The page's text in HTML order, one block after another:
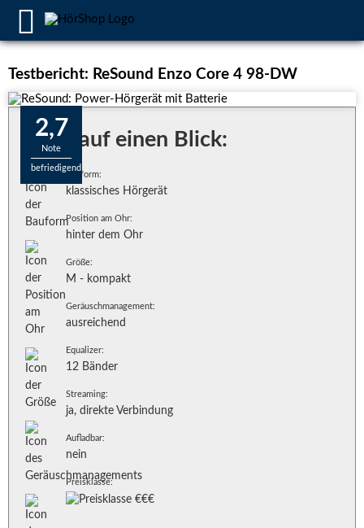
Testbericht: ReSound Enzo Core 4 98-DW
2,7
Note
befriedigend
Alles auf einen Blick:
Bauform:
klassisches Hörgerät
Position am Ohr:
hinter dem Ohr
Größe:
M - kompakt
Geräuschmanagement:
ausreichend
Equalizer:
12 Bänder
Streaming:
ja, direkte Verbindung
Aufladbar:
nein
Preisklasse: